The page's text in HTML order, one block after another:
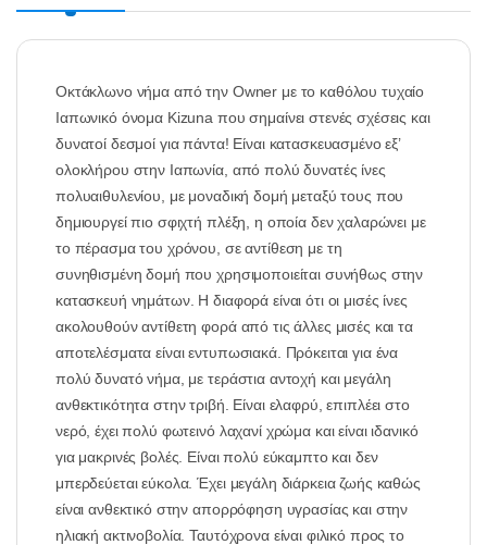
Οκτάκλωνο νήμα από την Owner με το καθόλου τυχαίο
Ιαπωνικό όνομα Kizuna που σημαίνει στενές σχέσεις και
δυνατοί δεσμοί για πάντα! Είναι κατασκευασμένο εξ’
ολοκλήρου στην Ιαπωνία, από πολύ δυνατές ίνες
πολυαιθυλενίου, με μοναδική δομή μεταξύ τους που
δημιουργεί πιο σφιχτή πλέξη, η οποία δεν χαλαρώνει με
το πέρασμα του χρόνου, σε αντίθεση με τη
συνηθισμένη δομή που χρησιμοποιείται συνήθως στην
κατασκευή νημάτων. Η διαφορά είναι ότι οι μισές ίνες
ακολουθούν αντίθετη φορά από τις άλλες μισές και τα
αποτελέσματα είναι εντυπωσιακά. Πρόκειται για ένα
πολύ δυνατό νήμα, με τεράστια αντοχή και μεγάλη
ανθεκτικότητα στην τριβή. Είναι ελαφρύ, επιπλέει στο
νερό, έχει πολύ φωτεινό λαχανί χρώμα και είναι ιδανικό
για μακρινές βολές. Είναι πολύ εύκαμπτο και δεν
μπερδεύεται εύκολα. Έχει μεγάλη διάρκεια ζωής καθώς
είναι ανθεκτικό στην απορρόφηση υγρασίας και στην
ηλιακή ακτινοβολία. Ταυτόχρονα είναι φιλικό προς το